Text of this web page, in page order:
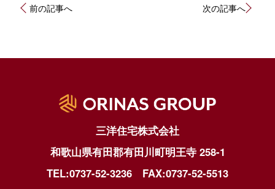
投
稿
前の記事へ 次の記事へ
三洋住宅株式会社
和歌山県有田郡有田川町明王寺 258-1
TEL:0737-52-3236 FAX:0737-52-5513